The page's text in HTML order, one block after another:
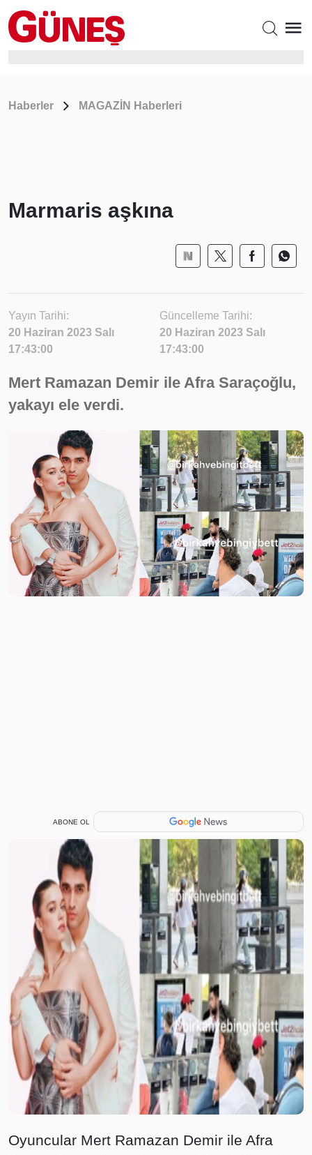
Haberler MAGAZİN Haberleri
Marmaris aşkına
Yayın Tarihi:
20 Haziran 2023 Salı
17:43:00
Güncelleme Tarihi:
20 Haziran 2023 Salı
17:43:00
Mert Ramazan Demir ile Afra Saraçoğlu,
yakayı ele verdi.
ABONE OL
Oyuncular Mert Ramazan Demir ile Afra